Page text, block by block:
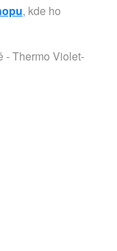
, kde ho
- Thermo Violet-